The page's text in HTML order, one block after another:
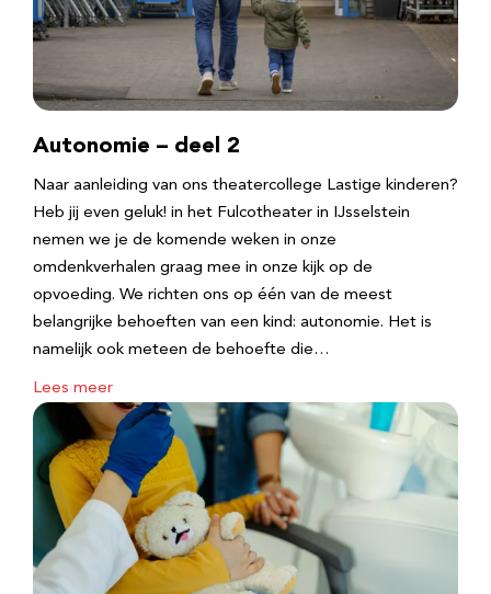
Autonomie – deel 2
Naar aanleiding van ons theatercollege Lastige kinderen?
Heb jij even geluk! in het Fulcotheater in IJsselstein
nemen we je de komende weken in onze
omdenkverhalen graag mee in onze kijk op de
opvoeding. We richten ons op één van de meest
belangrijke behoeften van een kind: autonomie. Het is
namelijk ook meteen de behoefte die…
Lees meer